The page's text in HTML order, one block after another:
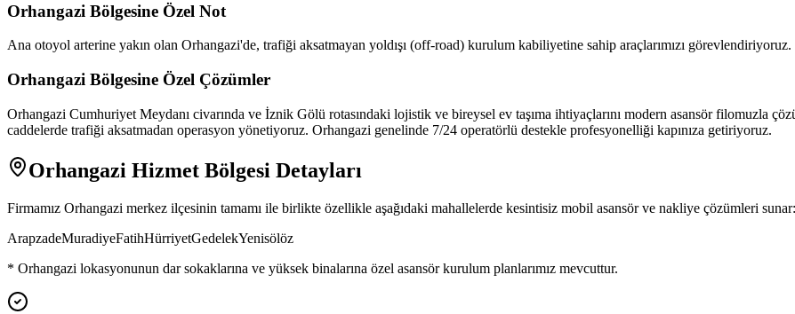
Orhangazi Bölgesine Özel Not
Ana otoyol arterine yakın olan Orhangazi'de, trafiği aksatmayan yoldışı (off-road) kurulum kabiliyetine sahip araçlarımızı görevlendiriyoruz.
Orhangazi Bölgesine Özel Çözümler
Orhangazi Cumhuriyet Meydanı civarında ve İznik Gölü rotasındaki lojistik ve bireysel ev taşıma ihtiyaçlarını modern asansör filomuzla
caddelerde trafiği aksatmadan operasyon yönetiyoruz. Orhangazi genelinde 7/24 operatörlü destekle profesyonelliği kapınıza getiriyoruz.
Orhangazi Hizmet Bölgesi Detayları
Firmamız Orhangazi merkez ilçesinin tamamı ile birlikte özellikle aşağıdaki mahallelerde kesintisiz mobil asansör ve nakliye çözümleri sunar:
ArapzadeMuradiyeFatihHürriyetGedelekYenisölöz
* Orhangazi lokasyonunun dar sokaklarına ve yüksek binalarına özel asansör kurulum planlarımız mevcuttur.